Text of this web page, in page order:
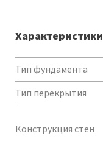
Характеристики
Характеристики
Тип фундамента
Тип перекрытия
Конструкция стен